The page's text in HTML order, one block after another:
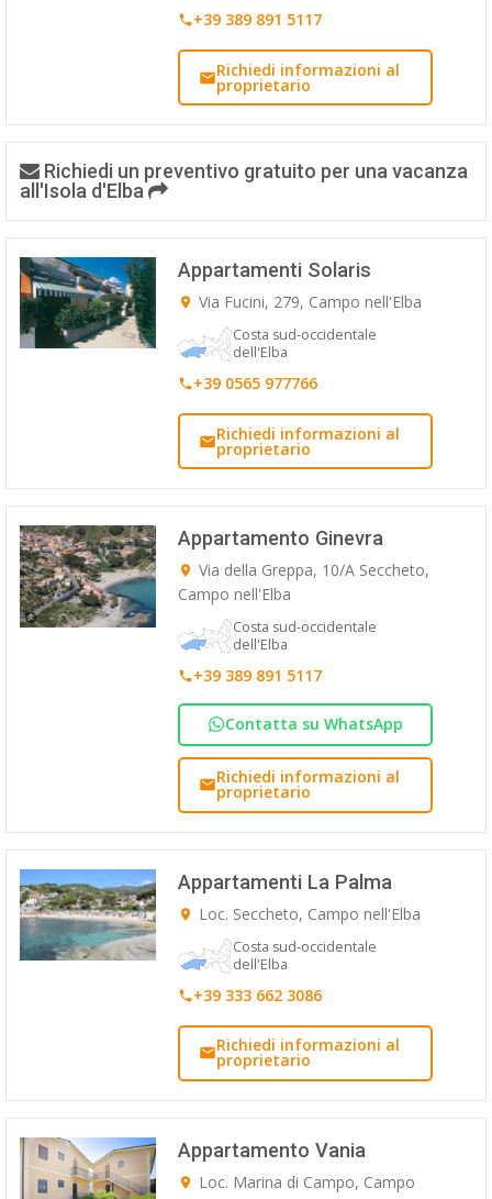
+39 389 891 5117
Richiedi informazioni al
proprietario
Richiedi un preventivo gratuito per una vacanza
all'Isola d'Elba
Appartamenti Solaris
Via Fucini, 279, Campo nell'Elba
Costa sud-occidentale
dell'Elba
+39 0565 977766
Richiedi informazioni al
proprietario
Appartamento Ginevra
Via della Greppa, 10/A Seccheto,
Campo nell'Elba
Costa sud-occidentale
dell'Elba
+39 389 891 5117
Contatta su WhatsApp
Richiedi informazioni al
proprietario
Appartamenti La Palma
Loc. Seccheto, Campo nell'Elba
Costa sud-occidentale
dell'Elba
+39 333 662 3086
Richiedi informazioni al
proprietario
Appartamento Vania
Loc. Marina di Campo, Campo